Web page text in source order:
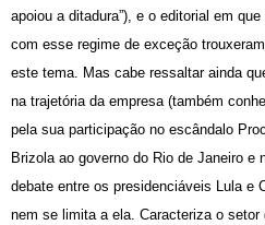
apoiou a ditadura”), e o editorial em
com esse regime de exceção
este tema. Mas cabe ressaltar ainda
na trajetória da empresa (também
pela sua participação no escândalo
Brizola ao governo do Rio de Janeiro e
debate entre os presidenciáveis Lula e
nem se limita a ela. Caracteriza o